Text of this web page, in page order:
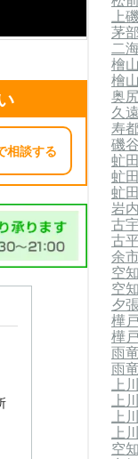
相談する
上
茅
二
檜
檜
奥
久
寿
磯
虻
虻
虻
岩
古
古
余
空
空
夕
樺
樺
雨
雨
上
上
上
上
空